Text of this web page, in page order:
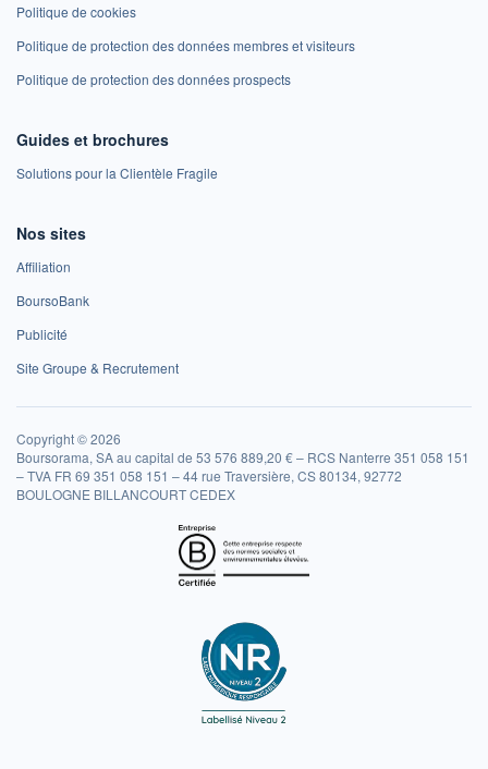
Politique de cookies
Politique de protection des données membres et visiteurs
Politique de protection des données prospects
Guides et brochures
Solutions pour la Clientèle Fragile
Nos sites
Affiliation
BoursoBank
Publicité
Site Groupe & Recrutement
Copyright © 2026
Boursorama, SA au capital de 53 576 889,20 € – RCS Nanterre 351 058 151
– TVA FR 69 351 058 151 – 44 rue Traversière, CS 80134, 92772
BOULOGNE BILLANCOURT CEDEX